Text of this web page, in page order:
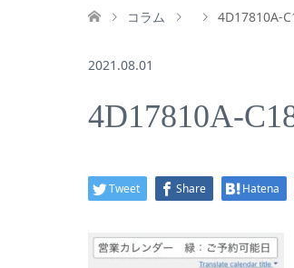
コラム 4D17810A-
2021.08.01
4D17810A-
Tweet Share Hatena